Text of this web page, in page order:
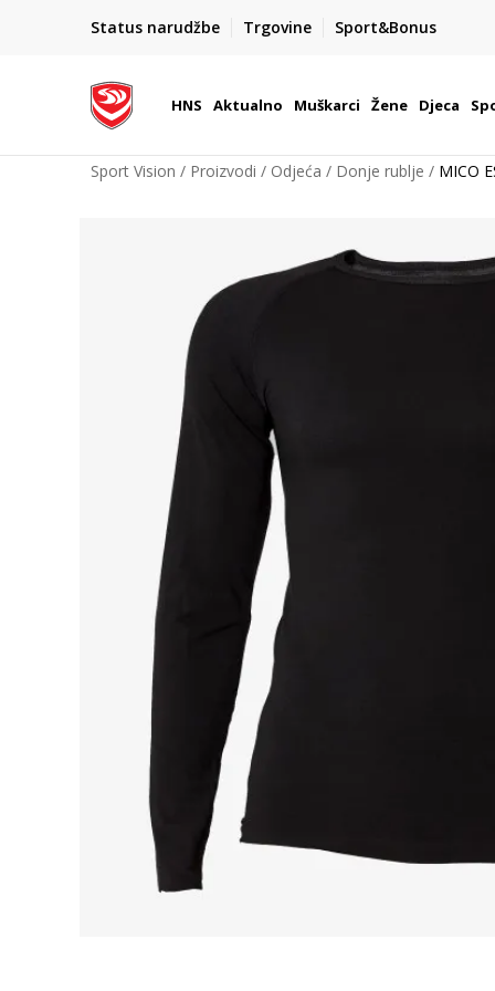
Status narudžbe Trgovine Sport&Bonus
BOX NOW
Dostava 1,50 €
| Više od 800 paketomata u
HNS Aktualno Muškarci Žene Djeca
Sport Vision Proizvodi Odjeća Donje rublje MICO